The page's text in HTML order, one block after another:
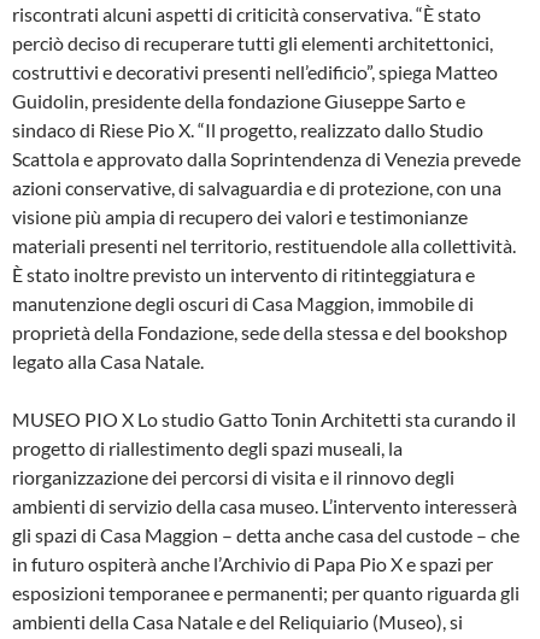
riscontrati alcuni aspetti di criticità conservativa. “È stato
perciò deciso di recuperare tutti gli elementi architettonici,
costruttivi e decorativi presenti nell’edificio”, spiega Matteo
Guidolin, presidente della fondazione Giuseppe Sarto e
sindaco di Riese Pio X. “Il progetto, realizzato dallo Studio
Scattola e approvato dalla Soprintendenza di Venezia prevede
azioni conservative, di salvaguardia e di protezione, con una
visione più ampia di recupero dei valori e testimonianze
materiali presenti nel territorio, restituendole alla collettività.
È stato inoltre previsto un intervento di ritinteggiatura e
manutenzione degli oscuri di Casa Maggion, immobile di
proprietà della Fondazione, sede della stessa e del bookshop
legato alla Casa Natale.
MUSEO PIO X Lo studio Gatto Tonin Architetti sta curando il
progetto di riallestimento degli spazi museali, la
riorganizzazione dei percorsi di visita e il rinnovo degli
ambienti di servizio della casa museo. L’intervento interesserà
gli spazi di Casa Maggion – detta anche casa del custode – che
in futuro ospiterà anche l’Archivio di Papa Pio X e spazi per
esposizioni temporanee e permanenti; per quanto riguarda gli
ambienti della Casa Natale e del Reliquiario (Museo), si